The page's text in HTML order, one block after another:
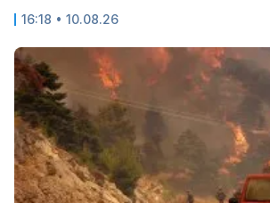
16:18 • 10.08.26